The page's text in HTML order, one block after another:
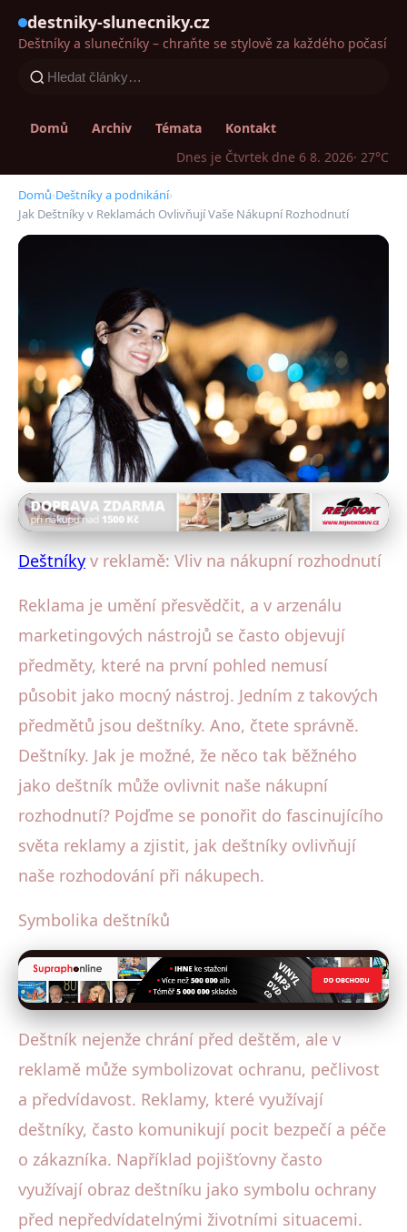
destniky-slunecniky.cz
Deštníky a slunečníky – chraňte se stylově za každého počasí
Domů Archiv Témata
Kontakt
Dnes je Čtvrtek dne 6 8. 2026· 27°C
Domů›Deštníky a podnikání›
Jak Deštníky v Reklamách Ovlivňují Vaše Nákupní Rozhodnutí
Deštníky a podnikání
Jak Deštníky v Reklamách
Rozhodnutí
2. 2. 2026· 4 min čtení · Autor: Pavel Tůma
Deštníky v reklamě: Vliv na nákupní rozhodnutí
Reklama je umění přesvědčit, a v arzenálu
marketingových nástrojů se často objevují
předměty, které na první pohled nemusí
působit jako mocný nástroj. Jedním z takových
předmětů jsou deštníky. Ano, čtete správně.
Deštníky. Jak je možné, že něco tak běžného
jako deštník může ovlivnit naše nákupní
rozhodnutí? Pojďme se ponořit do fascinujícího
světa reklamy a zjistit, jak deštníky ovlivňují
naše rozhodování při nákupech.
Symbolika deštníků
Deštník nejenže chrání před deštěm, ale v
reklamě může symbolizovat ochranu, pečlivost
a předvídavost. Reklamy, které využívají
deštníky, často komunikují pocit bezpečí a péče
o zákazníka. Například pojišťovny často
využívají obraz deštníku jako symbolu ochrany
před nepředvídatelnými životními situacemi.